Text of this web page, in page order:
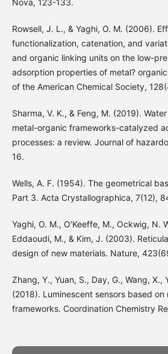
Rowsell, J. L., & Yaghi, O. M. (2006).
functionalization, catenation, and
and organic linking units on the low-
adsorption properties of metal?
of the American Chemical Society,
Sharma, V. K., & Feng, M. (2019).
metal-organic frameworks-catalyzed
processes: a review. Journal of
16.
Wells, A. F. (1954). The geometrical
Part 3. Acta Crystallographica, 7(12),
Yaghi, O. M., O'Keeffe, M., Ockwig, N.
Eddaoudi, M., & Kim, J. (2003).
design of new materials. Nature,
Zhang, Y., Yuan, S., Day, G., Wang, X.,
(2018). Luminescent sensors based on
frameworks. Coordination Chemistry